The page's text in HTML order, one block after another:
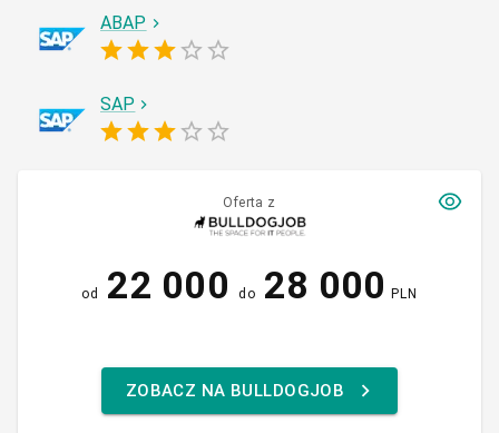
ABAP
SAP
Oferta z
od 22 000 do 28 000 PLN
ZOBACZ NA BULLDOGJOB